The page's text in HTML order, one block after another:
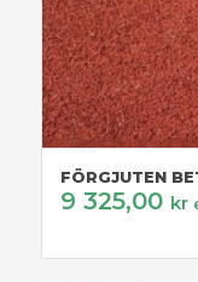
FÖRGJUTEN
9 325,00 kr